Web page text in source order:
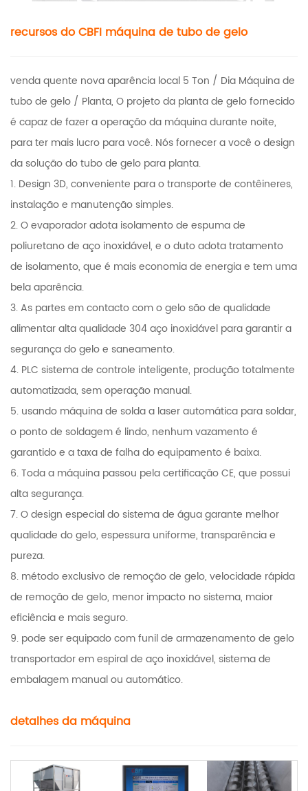
recursos do CBFI máquina de tubo de gelo
venda quente nova aparência local 5 Ton / Dia Máquina de
tubo de gelo / Planta, O projeto da planta de gelo fornecido
é capaz de fazer a operação da máquina durante noite,
para ter mais lucro para você. Nós fornecer a você o design
da solução do tubo de gelo para planta.
1. Design 3D, conveniente para o transporte de contêineres,
instalação e manutenção simples.
2. O evaporador adota isolamento de espuma de
poliuretano de aço inoxidável, e o duto adota tratamento
de isolamento, que é mais economia de energia e tem uma
bela aparência.
3. As partes em contacto com o gelo são de qualidade
alimentar alta qualidade 304 aço inoxidável para garantir a
segurança do gelo e saneamento.
4. PLC sistema de controle inteligente, produção totalmente
automatizada, sem operação manual.
5. usando máquina de solda a laser automática para soldar,
o ponto de soldagem é lindo, nenhum vazamento é
garantido e a taxa de falha do equipamento é baixa.
6. Toda a máquina passou pela certificação CE, que possui
alta segurança.
7. O design especial do sistema de água garante melhor
qualidade do gelo, espessura uniforme, transparência e
pureza.
8. método exclusivo de remoção de gelo, velocidade rápida
de remoção de gelo, menor impacto no sistema, maior
eficiência e mais seguro.
9. pode ser equipado com funil de armazenamento de gelo
transportador em espiral de aço inoxidável, sistema de
embalagem manual ou automático.
detalhes da máquina